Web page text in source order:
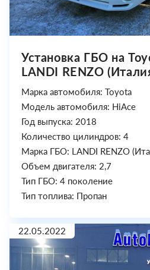
Установка ГБО на
LANDI RENZO
Марка автомобиля: Toyota
Модель автомобиля: HiAce
Год выпуска: 2018
Количество цилиндров: 4
Марка ГБО: LANDI RENZO
Объем двигателя: 2,7
Тип ГБО: 4 поколение
Тип топлива: Пропан
22.05.2022